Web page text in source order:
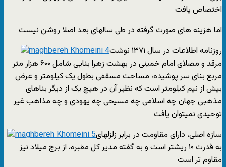
اختصاص یافت
اما هزینه های صورت گرفته در طی سالهای بعد اصلا روشن نیست
روزنامه اطلاعات در سال ۱۳۷۱ نوشت
مرقد و مصلای امام خمینی در بهشت زهرا بنایی شامل ۶۰۰ هزار متر
مربع بنای سر پوشیده، مساحت مسقفی بطول یک کیلومتر و عرض
بیش از نیم کیلومتر است که نظیر آن در هیچ یک از دیگر بناهای
مذهبی جهان چه اسلامی چه مسیحی چه یهودی و چه مذاهب غیر
توحیدی نمیتوان یافت
سازه اصلی، دارای مقاومت در برابر زلزلهای
به قدرت ۱۰ ریشتر است و به گفته مدیر کل مقبره، از برج میلاد نیز
مقاوم تر است